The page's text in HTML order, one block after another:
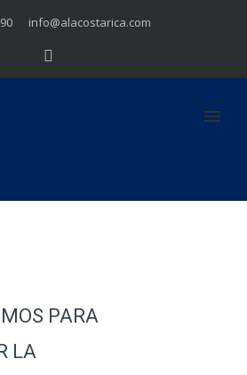
info@alacostarica.com
PARA
LA